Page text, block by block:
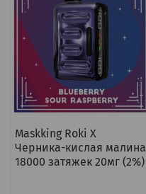
Maskking Roki X
Черника-кислая малина
18000 затяжек 20мг (2%)